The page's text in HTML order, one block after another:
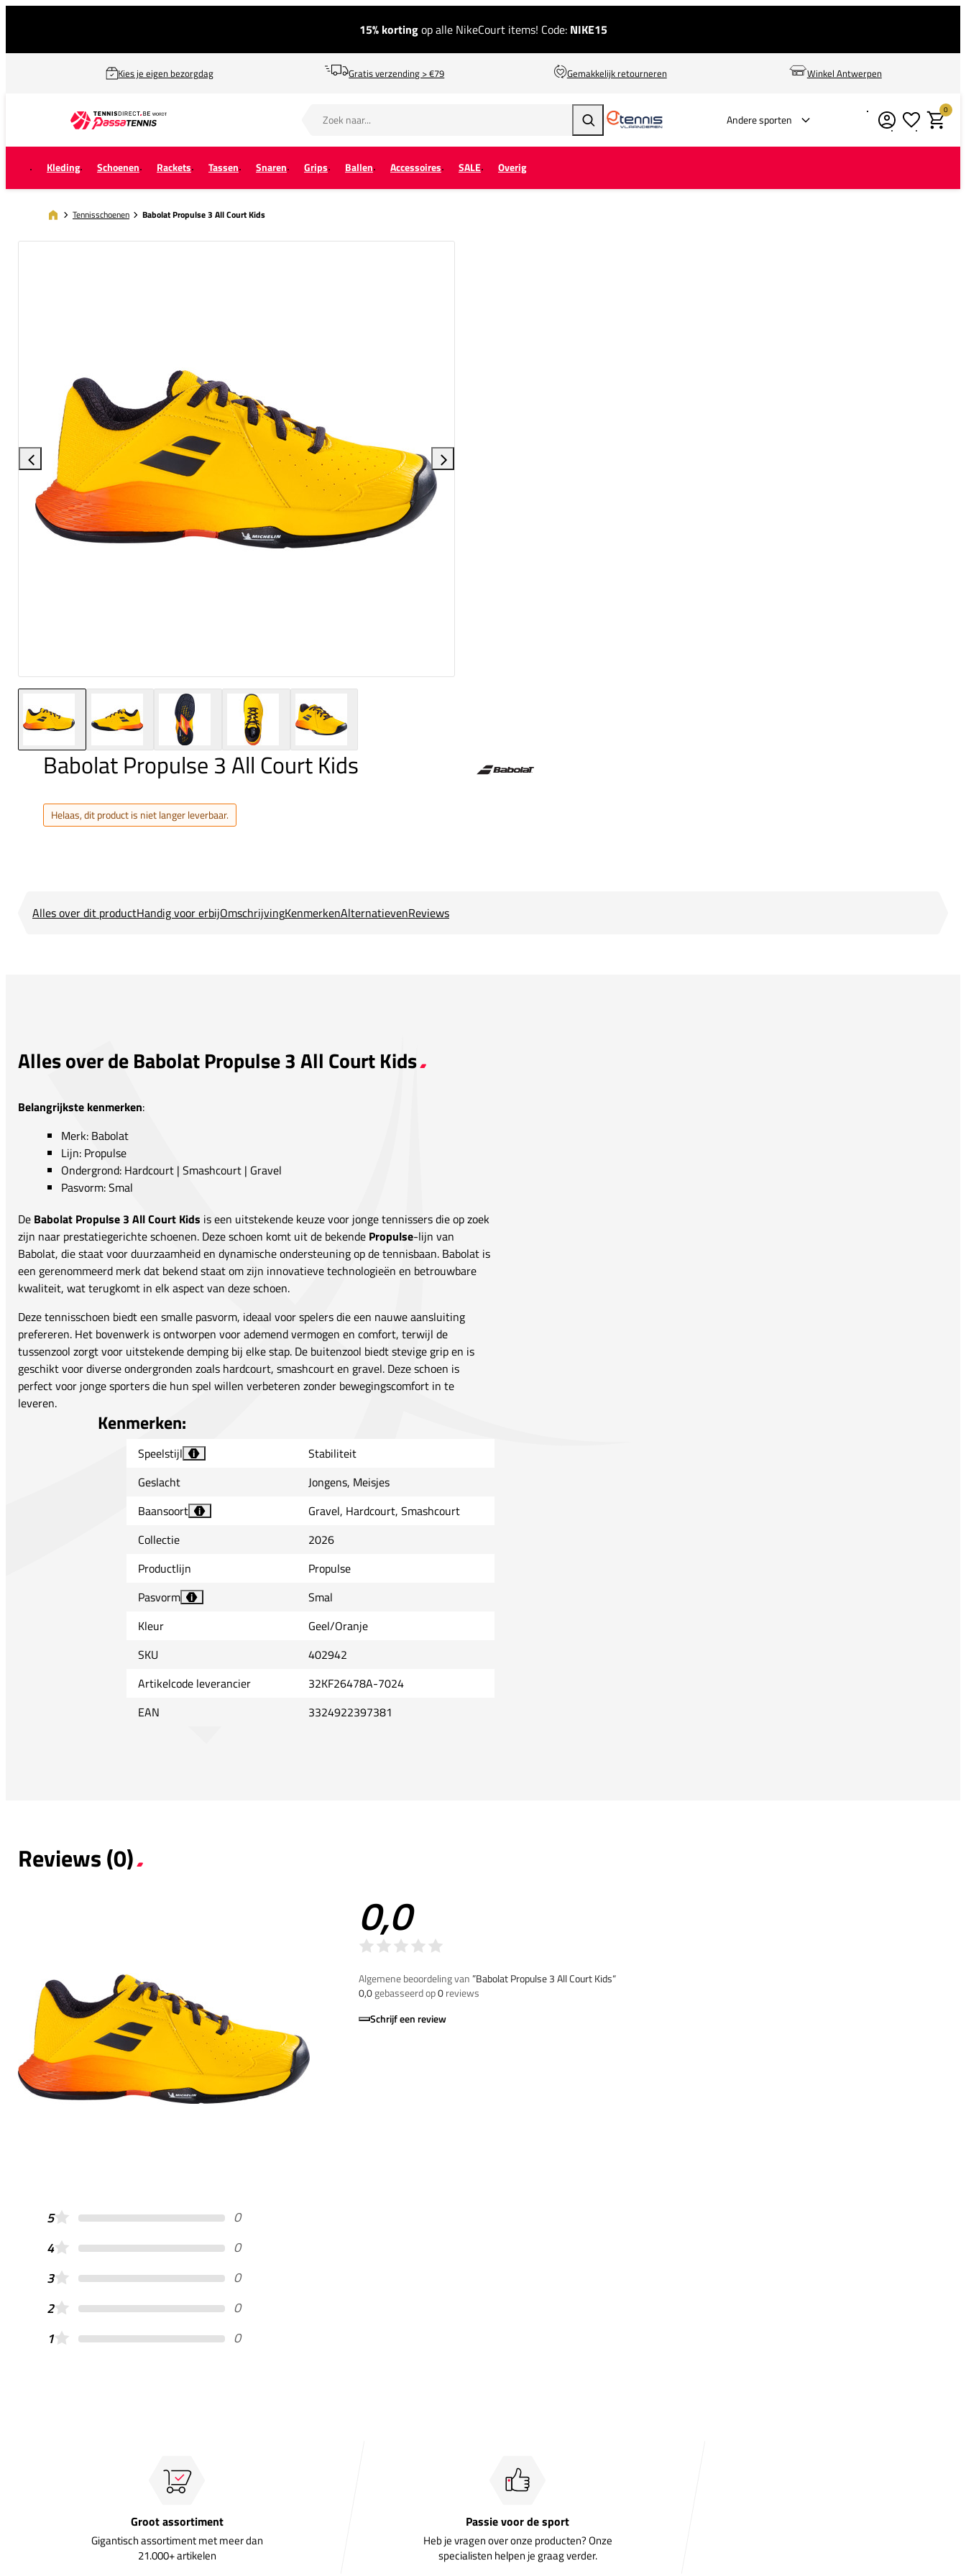
15% kortingop alle NikeCourt items! Code: NIKE15
Kies je eigen bezorgdag Gratis verzending > €79 Gemakkelijk retourneren Winkel Antwerpen
Zoeken Andere sporten Verlanglijstje
0
Kleding Schoenen Rackets Tassen Snaren Grips Ballen Accessoires SALE Overig
Tennisschoenen Babolat Propulse 3 All Court Kids
Babolat Propulse 3 All Court Kids
Helaas, dit product is niet langer leverbaar.
Alles over dit productHandig voor erbijOmschrijvingKenmerkenAlternatievenReviews
Alles over de Babolat Propulse 3 All Court Kids
Belangrijkste kenmerken:
Merk: Babolat
Lijn: Propulse
Ondergrond: Hardcourt | Smashcourt | Gravel
Pasvorm: Smal
De Babolat Propulse 3 All Court Kids is een uitstekende keuze voor jonge tennissers die op zoek
zijn naar prestatiegerichte schoenen. Deze schoen komt uit de bekende Propulse-lijn van
Babolat, die staat voor duurzaamheid en dynamische ondersteuning op de tennisbaan. Babolat is
een gerenommeerd merk dat bekend staat om zijn innovatieve technologieën en betrouwbare
kwaliteit, wat terugkomt in elk aspect van deze schoen.
Deze tennisschoen biedt een smalle pasvorm, ideaal voor spelers die een nauwe aansluiting
prefereren. Het bovenwerk is ontworpen voor ademend vermogen en comfort, terwijl de
tussenzool zorgt voor uitstekende demping bij elke stap. De buitenzool biedt stevige grip en is
geschikt voor diverse ondergronden zoals hardcourt, smashcourt en gravel. Deze schoen is
perfect voor jonge sporters die hun spel willen verbeteren zonder bewegingscomfort in te
leveren.
Kenmerken:
Speelstijl i
Stabiliteit
Geslacht
Jongens, Meisjes
Baansoort
i
Gravel, Hardcourt, Smashcourt
Collectie
2026
Productlijn
Propulse
Pasvorm
i
Smal
Kleur
Geel/Oranje
SKU
402942
Artikelcode leverancier
32KF26478A-7024
EAN
3324922397381
Reviews (0)
0,0
Algemene beoordeling van”Babolat Propulse 3 All Court Kids“
0,0gebasseerd op0reviews
Schrijf een review
5
0
4
0
3
0
2
0
1
0
Groot assortiment
Gigantisch assortiment met meer dan
21.000+ artikelen
Passie voor de sport
Heb je vragen over onze producten? Onze
specialisten helpen je graag verder.